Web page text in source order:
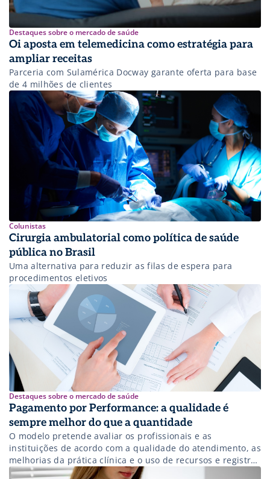
Destaques sobre o mercado de saúde
Oi aposta em telemedicina como estratégia para
ampliar receitas
Parceria com Sulamérica Docway garante oferta para base
de 4 milhões de clientes
Colunistas
Cirurgia ambulatorial como política de saúde
pública no Brasil
Uma alternativa para reduzir as filas de espera para
procedimentos eletivos
Destaques sobre o mercado de saúde
Pagamento por Performance: a qualidade é
sempre melhor do que a quantidade
O modelo pretende avaliar os profissionais e as
instituições de acordo com a qualidade do atendimento, as
melhorias da prática clínica e o uso de recursos e registros
eletrônicos do paciente